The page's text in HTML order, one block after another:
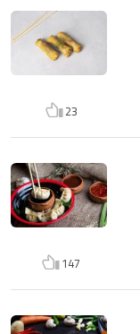
23
147